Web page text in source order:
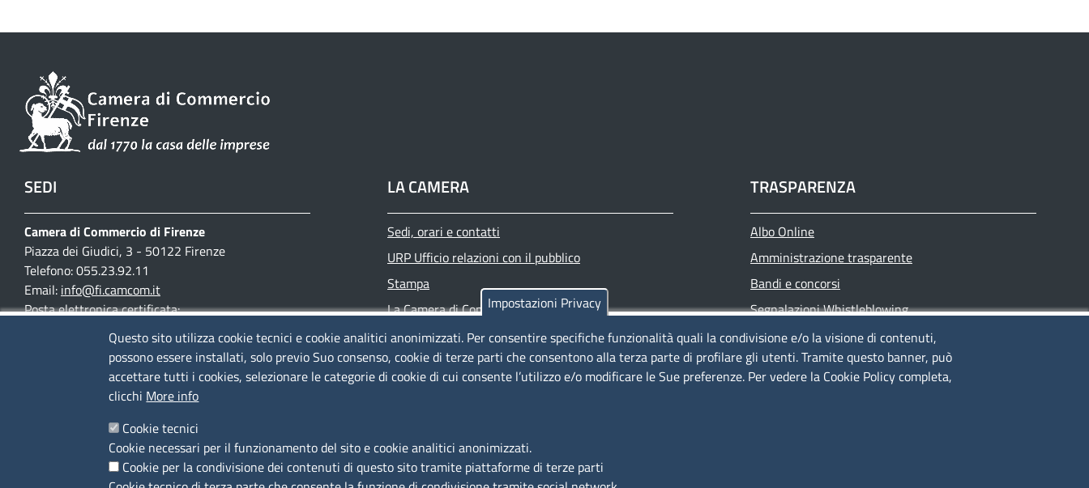
SEDI
Camera di Commercio di Firenze
Piazza dei Giudici, 3 - 50122 Firenze
Telefono: 055.23.92.11
Email: info@fi.camcom.it
Posta elettronica certificata:
cciaa.firenze@fi.legalmail.camcom.it
Partita IVA 03097420487
Codice fiscale 80002690487
Accesso riservato
LA CAMERA
Sedi, orari e contatti
URP Ufficio relazioni con il pubblico
Stampa
La Camera di Commercio oggi
Azienda speciale PromoFirenze
Siti tematici
TRASPARENZA
Albo Online
Amministrazione trasparente
Bandi e concorsi
Segnalazioni Whistleblowing
Accessibilità
IBAN e pagamenti informatici
Informative privacy e cookie
Impostazioni Privacy
Questo sito utilizza cookie tecnici e cookie analitici anonimizzati. Per consentire specifiche funzionalità quali la condivisione e/o la visione di contenuti,
possono essere installati, solo previo Suo consenso, cookie di terze parti che consentono alla terza parte di profilare gli utenti. Tramite questo banner, può
accettare tutti i cookies, selezionare le categorie di cookie di cui consente l’utilizzo e/o modificare le Sue preferenze. Per vedere la Cookie Policy completa,
clicchi More info
Cookie tecnici
Cookie necessari per il funzionamento del sito e cookie analitici anonimizzati.
Cookie per la condivisione dei contenuti di questo sito tramite piattaforme di terze parti